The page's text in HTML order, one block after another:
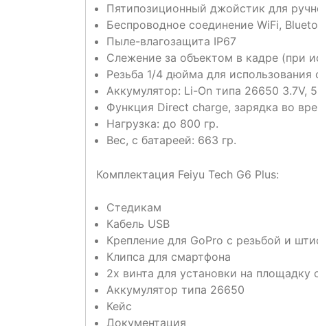
Пятипозиционный джойстик для
Беспроводное соединение WiFi,
Пыле-влагозащита IP67
Слежение за объектом в кадре (при
Резьба 1/4 дюйма для
Аккумулятор: Li-On типа 26650 3.7V,
Функция Direct charge, зарядка во
Нагрузка: до 800 гр.
Вес, с батареей: 663 гр.
Комплектация Feiyu Tech G6 Plus:
Стедикам
Кабель USB
Крепление для GoPro с резьбой и
Клипса для смартфона
2х винта для установки на площадку
Аккумулятор типа 26650
Кейс
Документация